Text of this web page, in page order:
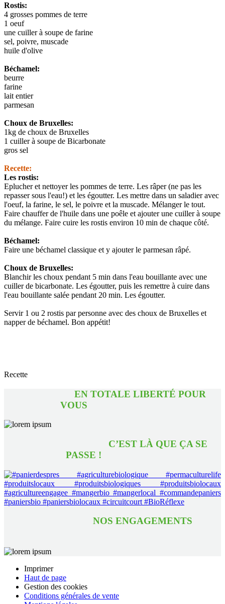
Rostis:
4 grosses pommes de terre
1 oeuf
une cuiller à soupe de farine
sel, poivre, muscade
huile d'olive
Béchamel:
beurre
farine
lait entier
parmesan
Choux de Bruxelles:
1kg de choux de Bruxelles
1 cuiller à soupe de Bicarbonate
gros sel
Recette:
Les rostis:
Eplucher et nettoyer les pommes de terre. Les râper (ne pas les
repasser sous l'eau!) et les égoutter. Les mettre dans un saladier avec
l'oeuf, la farine, le sel, le poivre et la muscade. Mélanger le tout.
Faire chauffer de l'huile dans une poêle et ajouter une cuiller à soupe
du mélange. Faire cuire les rostis environ 10 min de chaque côté.
Béchamel:
Faire une béchamel classique et y ajouter le parmesan râpé.
Choux de Bruxelles:
Blanchir les choux pendant 5 min dans l'eau bouillante avec une
cuiller de bicarbonate. Les égoutter, puis les remettre à cuire dans
l'eau bouillante salée pendant 20 min. Les égoutter.
Servir 1 ou 2 rostis par personne avec des choux de Bruxelles et
napper de béchamel. Bon appétit!
Recette
EN TOTALE LIBERTÉ POUR
VOUS
C’EST LÀ QUE ÇA SE
PASSE !
NOS ENGAGEMENTS
Imprimer
Haut de page
Gestion des cookies
Conditions générales de vente